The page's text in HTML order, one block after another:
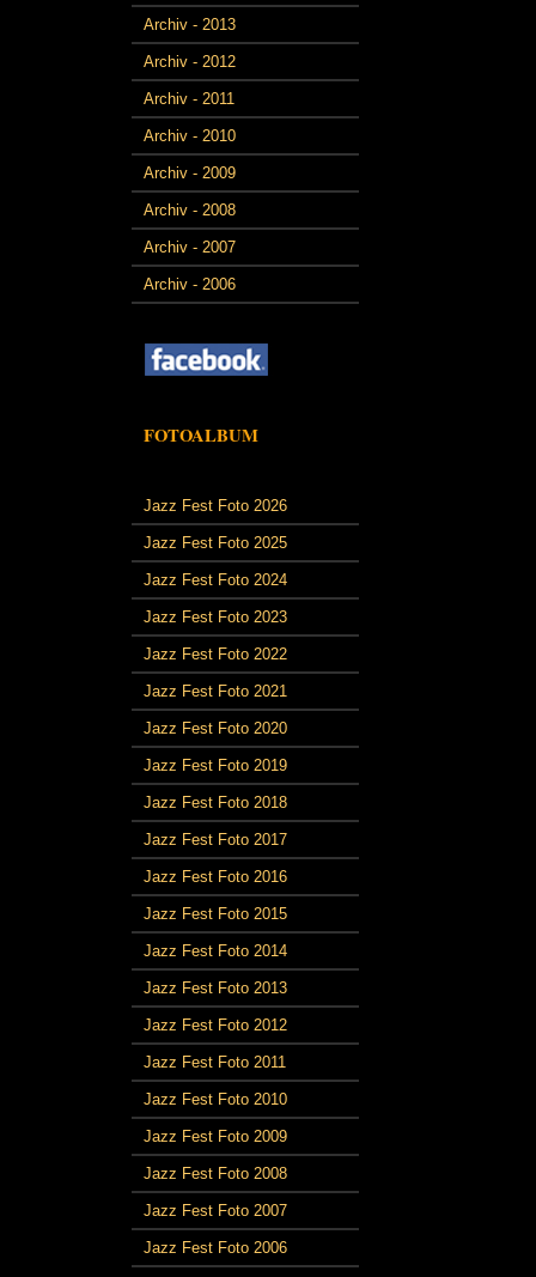
Archiv - 2013
Archiv - 2012
Archiv - 2011
Archiv - 2010
Archiv - 2009
Archiv - 2008
Archiv - 2007
Archiv - 2006
FOTOALBUM
Jazz Fest Foto 2026
Jazz Fest Foto 2025
Jazz Fest Foto 2024
Jazz Fest Foto 2023
Jazz Fest Foto 2022
Jazz Fest Foto 2021
Jazz Fest Foto 2020
Jazz Fest Foto 2019
Jazz Fest Foto 2018
Jazz Fest Foto 2017
Jazz Fest Foto 2016
Jazz Fest Foto 2015
Jazz Fest Foto 2014
Jazz Fest Foto 2013
Jazz Fest Foto 2012
Jazz Fest Foto 2011
Jazz Fest Foto 2010
Jazz Fest Foto 2009
Jazz Fest Foto 2008
Jazz Fest Foto 2007
Jazz Fest Foto 2006